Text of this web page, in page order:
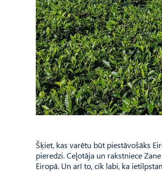
Šķiet, kas varētu būt piestāvošāks
pieredzi. Ceļotāja un rakstniece
Eiropā. Un arī to, cik labi, ka